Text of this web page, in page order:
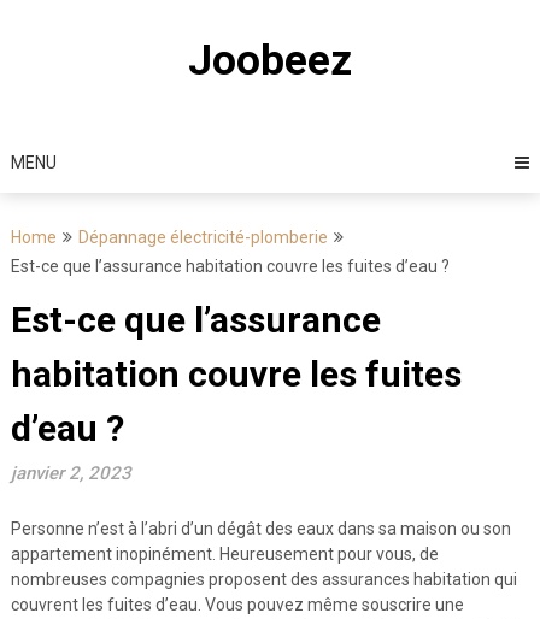
Joobeez
MENU
Home
Dépannage électricité-plomberie
Est-ce que l’assurance habitation couvre les fuites d’eau ?
Est-ce que l’assurance
habitation couvre les fuites
d’eau ?
janvier 2, 2023
Personne n’est à l’abri d’un dégât des eaux dans sa maison ou son
appartement inopinément. Heureusement pour vous, de
nombreuses compagnies proposent des assurances habitation qui
couvrent les fuites d’eau. Vous pouvez même souscrire une